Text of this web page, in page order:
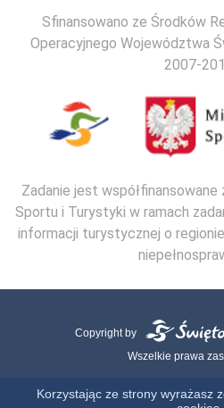
Sfinansowano ze Środków
Operacyjnego Województwa
2007-
Zadanie jest
Sportu i Turystyki w ramach
informacji turystycznej o
Copyright by
Wszelkie prawa
Korzystając ze strony wyrażasz